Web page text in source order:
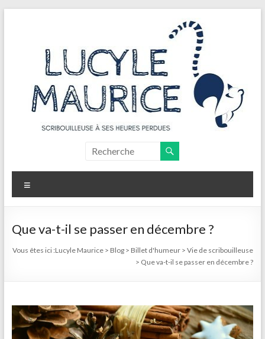
Maurice
Scribouilleuse
ses
heures
perdues
Que va-t-il se passer en décembre ?
Vous êtes ici :Lucyle Maurice > Blog > Billet d'humeur >Vie de scribouilleuse
> Que va-t-il se passer en décembre ?